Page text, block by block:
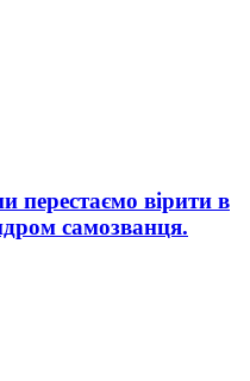
перестаємо вірити в
самозванця.